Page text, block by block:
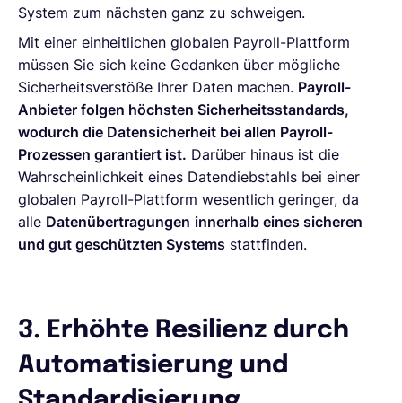
System zum nächsten ganz zu schweigen.
Mit einer einheitlichen globalen Payroll-Plattform
müssen Sie sich keine Gedanken über mögliche
Sicherheitsverstöße Ihrer Daten machen. Payroll-
Anbieter folgen höchsten Sicherheitsstandards,
wodurch die Datensicherheit bei allen Payroll-
Prozessen garantiert ist. Darüber hinaus ist die
Wahrscheinlichkeit eines Datendiebstahls bei einer
globalen Payroll-Plattform wesentlich geringer, da
alle Datenübertragungen innerhalb eines sicheren
und gut geschützten Systems stattfinden.
3. Erhöhte Resilienz durch
Automatisierung und